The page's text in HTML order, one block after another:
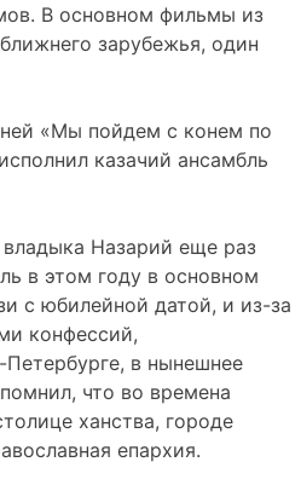
В основном фильмы из
зарубежья, один
«Мы пойдем с конем по
казачий ансамбль
Назарий еще раз
в этом году в основном
с юбилейной датой, и из-за
конфессий,
в нынешнее
что во времена
ханства, городе
епархия.